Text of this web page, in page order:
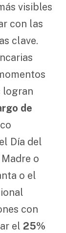
visibles
con las
clave.
logran
de
Día del
o
o el
con
el 25%